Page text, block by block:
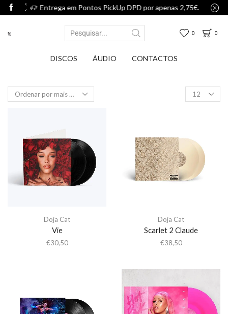
Pontos PickUp DPD por apenas 2,75€. Entrega em Pontos
0 0
DISCOS ÁUDIO CONTACTOS
Doja Cat
Vie
€30,50
Doja Cat
Scarlet 2 Claude
€38,50